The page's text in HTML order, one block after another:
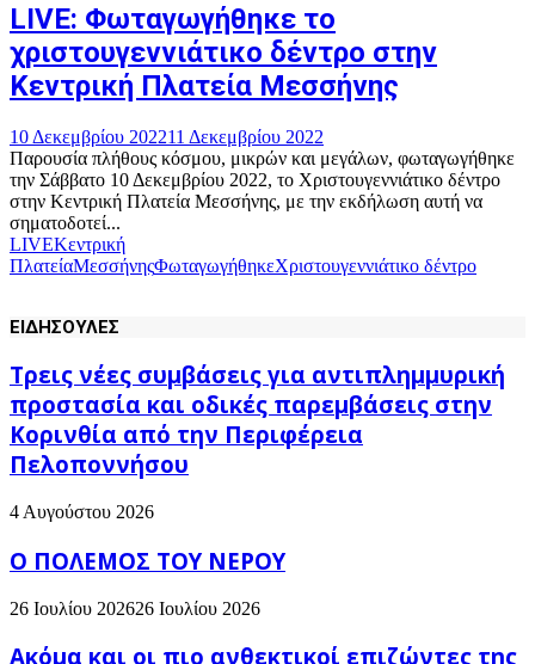
LIVE: Φωταγωγήθηκε το
χριστουγεννιάτικο δέντρο στην
Κεντρική Πλατεία Μεσσήνης
10 Δεκεμβρίου 202211 Δεκεμβρίου 2022
Παρουσία πλήθους κόσμου, μικρών και μεγάλων, φωταγωγήθηκε
την Σάββατο 10 Δεκεμβρίου 2022, το Χριστουγεννιάτικο δέντρο
στην Κεντρική Πλατεία Μεσσήνης, με την εκδήλωση αυτή να
σηματοδοτεί...
LIVEΚεντρική
ΠλατείαΜεσσήνηςΦωταγωγήθηκεΧριστουγεννιάτικο δέντρο
ΕΙΔΗΣΟΥΛΕΣ
Τρεις νέες συμβάσεις για αντιπλημμυρική
προστασία και οδικές παρεμβάσεις στην
Κορινθία από την Περιφέρεια
Πελοποννήσου
4 Αυγούστου 2026
Ο ΠΟΛΕΜΟΣ ΤΟΥ ΝΕΡΟΥ
26 Ιουλίου 202626 Ιουλίου 2026
Ακόμα και οι πιο ανθεκτικοί επιζώντες της